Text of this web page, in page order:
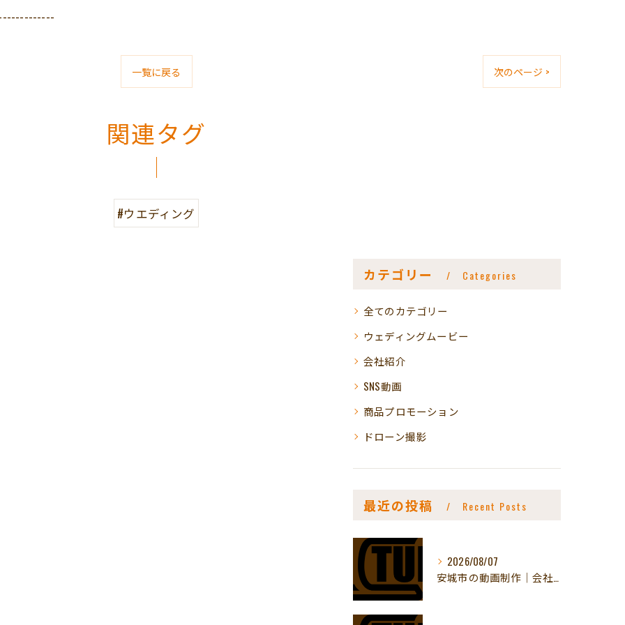
一覧に戻る 次のページ >
関連タグ
#ウエディング
カテゴリー Categories
全てのカテゴリー
ウェディングムービー
会社紹介
SNS動画
商品プロモーション
ドローン撮影
最近の投稿 Recent Posts
2026/08/07
安城市の動画制作｜会社紹介動画の料金と流れ